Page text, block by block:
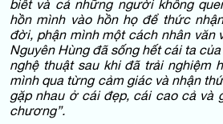
biết và cả những người không
hồn mình vào hồn họ để thức
đời, phận mình một cách nhân văn
Nguyên Hùng đã sống hết cái ta
nghệ thuật sau khi đã trải nghiệm
mình qua từng cảm giác và nhận
gặp nhau ở cái đẹp, cái cao cả và
chương”.